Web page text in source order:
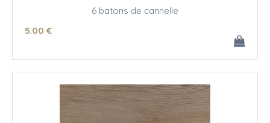
6 batons de cannelle
5.00 €